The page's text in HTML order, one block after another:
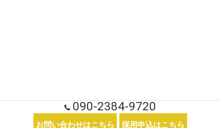
090-2384-9720
お問い合わせはこちら 採用申込はこちら